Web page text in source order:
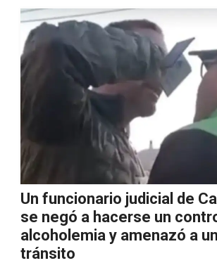
Un funcionario judicial de
se negó a hacerse un
alcoholemia y amenazó a
tránsito